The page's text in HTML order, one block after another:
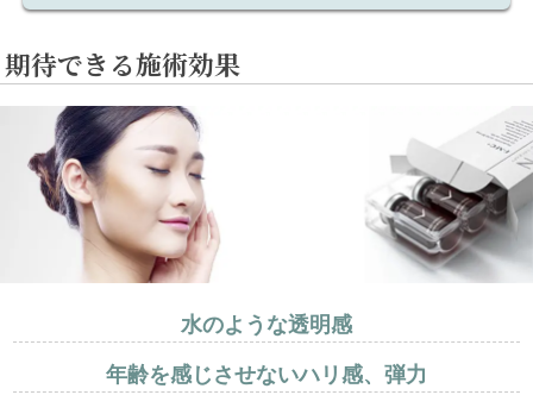
期待できる施術効果
水のような透明感
年齢を感じさせないハリ感、弾力